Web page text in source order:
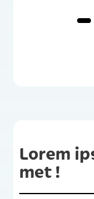
Lorem
met !